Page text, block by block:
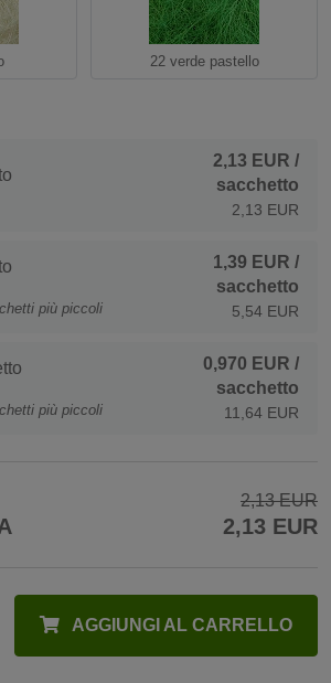
22 verde pastello
2,13 EUR /
sacchetto
2,13 EUR
più piccoli
1,39 EUR /
sacchetto
5,54 EUR
più piccoli
0,970 EUR /
sacchetto
11,64 EUR
2,13 EUR
2,13 EUR
AGGIUNGI AL CARRELLO